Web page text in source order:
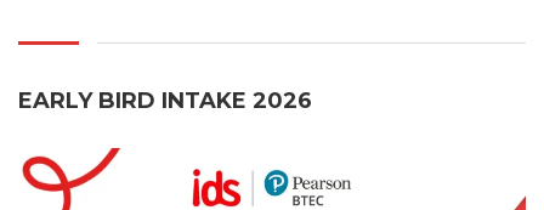
EARLY BIRD INTAKE 2026